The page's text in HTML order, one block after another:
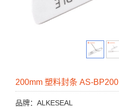
200mm 塑料封条 AS-BP200
品牌：ALKESEAL